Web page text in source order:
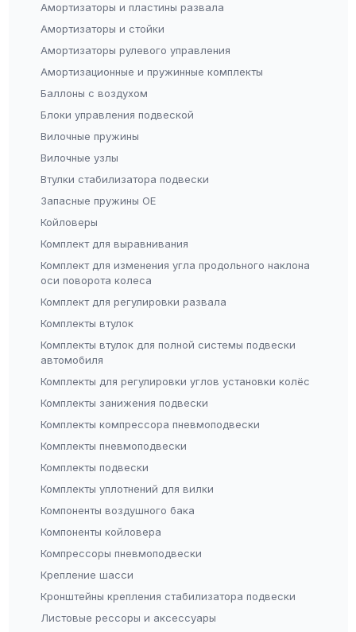
Амортизаторы и пластины развала
Амортизаторы и стойки
Амортизаторы рулевого управления
Амортизационные и пружинные комплекты
Баллоны с воздухом
Блоки управления подвеской
Вилочные пружины
Вилочные узлы
Втулки стабилизатора подвески
Запасные пружины OE
Койловеры
Комплект для выравнивания
Комплект для изменения угла продольного наклона
оси поворота колеса
Комплект для регулировки развала
Комплекты втулок
Комплекты втулок для полной системы подвески
автомобиля
Комплекты для регулировки углов установки колёс
Комплекты занижения подвески
Комплекты компрессора пневмоподвески
Комплекты пневмоподвески
Комплекты подвески
Комплекты уплотнений для вилки
Компоненты воздушного бака
Компоненты койловера
Компрессоры пневмоподвески
Крепление шасси
Кронштейны крепления стабилизатора подвески
Листовые рессоры и аксессуары